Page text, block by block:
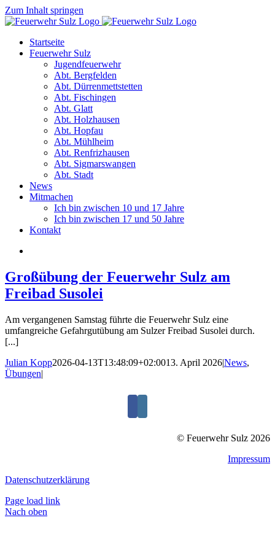
Zum Inhalt springen
Startseite
Feuerwehr Sulz
Jugendfeuerwehr
Abt. Bergfelden
Abt. Dürrenmettstetten
Abt. Fischingen
Abt. Glatt
Abt. Holzhausen
Abt. Hopfau
Abt. Mühlheim
Abt. Renfrizhausen
Abt. Sigmarswangen
Abt. Stadt
News
Mitmachen
Ich bin zwischen 10 und 17 Jahre
Ich bin zwischen 17 und 50 Jahre
Kontakt
Großübung der Feuerwehr Sulz am
Freibad Susolei
Am vergangenen Samstag führte die Feuerwehr Sulz eine
umfangreiche Gefahrgutübung am Sulzer Freibad Susolei durch.
[...]
Julian Kopp2026-04-13T13:48:09+02:0013. April 2026|News,
Übungen|
© Feuerwehr Sulz 2026
Impressum
Datenschutzerklärung
Page load link
Nach oben